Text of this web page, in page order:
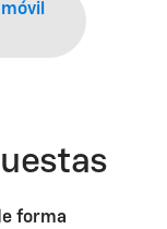
forma